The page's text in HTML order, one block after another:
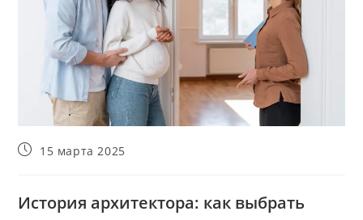
Запись15 марта 2025
История архитектора: как выбрать